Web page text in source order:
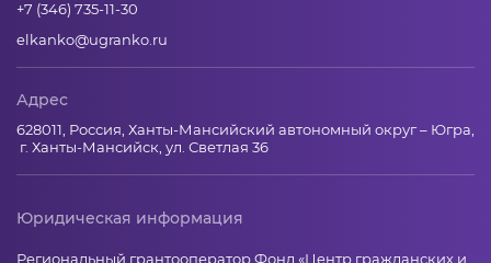
+7 (346) 735-11-30
elkanko@ugranko.ru
Адрес
628011, Россия, Ханты-Мансийский автономный округ – Югра,
г. Ханты-Мансийск, ул. Светлая 36
Юридическая информация
Региональный грантооператор Фонд «Центр гражданских и